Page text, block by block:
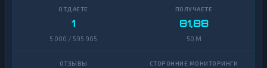
1
5 000 / 595 965
81,88
50 M